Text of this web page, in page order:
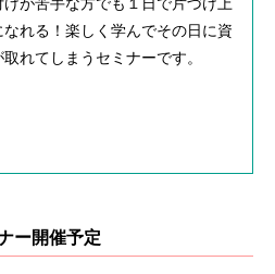
けが苦手な方でも１日で片づけ上
なれる！楽しく学んでその日に資
取れてしまうセミナーです。
ー開催予定